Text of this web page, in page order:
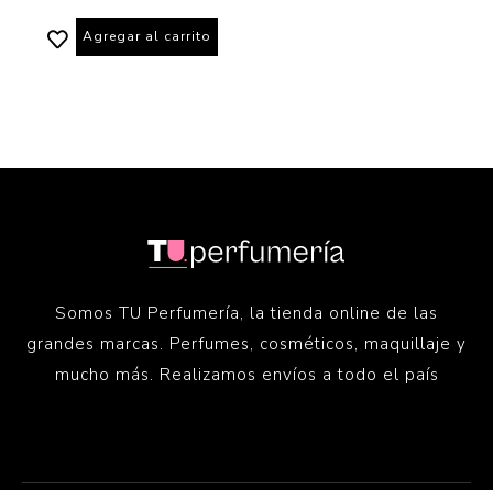
Agregar al carrito
Somos TU Perfumería, la tienda online de las
grandes marcas. Perfumes, cosméticos, maquillaje y
mucho más. Realizamos envíos a todo el país